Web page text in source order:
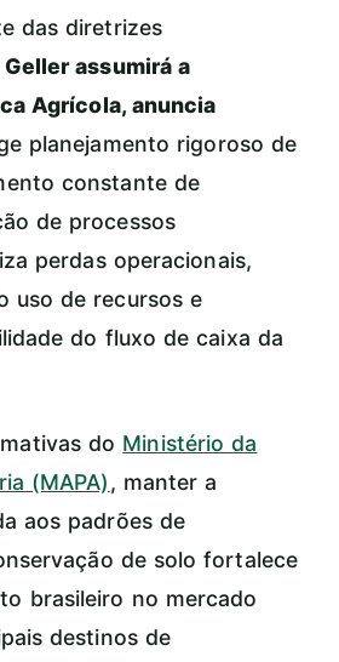
das diretrizes
assumirá a
Agrícola, anuncia
planejamento rigoroso de
constante de
de processos
perdas operacionais,
uso de recursos e
do fluxo de caixa da
do Ministério da
(MAPA), manter a
aos padrões de
de solo fortalece
brasileiro no mercado
destinos de